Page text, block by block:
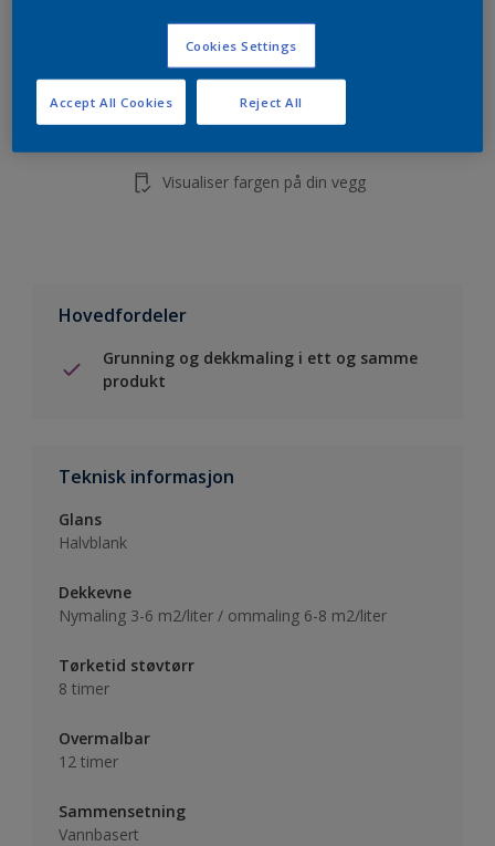
Finn en forhandler
Visualiser fargen på din vegg
Hovedfordeler
Grunning og dekkmaling i ett og samme
produkt
Teknisk informasjon
Glans
Halvblank
Dekkevne
Nymaling 3-6 m2/liter / ommaling 6-8 m2/liter
Tørketid støvtørr
8 timer
Overmalbar
12 timer
Sammensetning
Vannbasert
Cookies Settings
Reject All
Accept All Cookies